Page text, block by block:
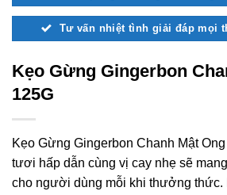
Tư vấn nhiệt tình giải đáp mọi
Kẹo Gừng Gingerbon
125G
Kẹo Gừng Gingerbon Chanh Mật
tươi hấp dẫn cùng vị cay nhẹ sẽ
cho người dùng mỗi khi thưởng thức.